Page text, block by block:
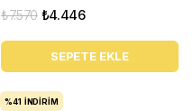
₺4.446
₺7.570
SEPETE EKLE
%41 İNDIRIM